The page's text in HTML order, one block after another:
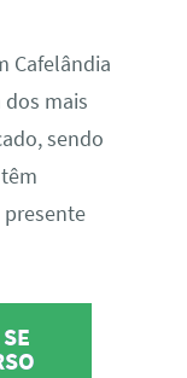
Cafelândia
dos mais
sendo